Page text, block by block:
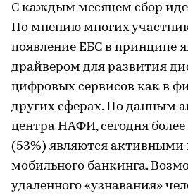
C каждым месяцем сбор
По мнению многих
появление ЕБС в принципе
драйвером для развития
цифровых сервисов как в
других сферах. По данным
центра НАФИ, сегодня
(53%) являются активными
мобильного банкинга.
удаленного «узнавания»